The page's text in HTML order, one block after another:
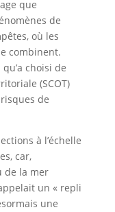
que
de
où les
combinent.
choisi de
(SCOT)
de
à l’échelle
car,
de la mer
un « repli
une